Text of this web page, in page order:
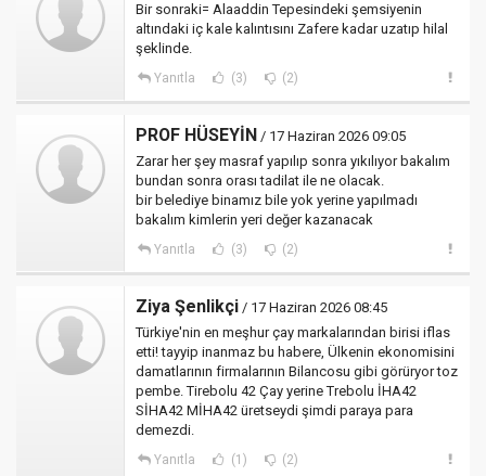
Bir sonraki= Alaaddin Tepesindeki şemsiyenin
altındaki iç kale kalıntısını Zafere kadar uzatıp hilal
şeklinde.
Yanıtla (3) (2)
PROF HÜSEYİN / 17 Haziran 2026 09:05
Zarar her şey masraf yapılıp sonra yıkılıyor bakalım
bundan sonra orası tadilat ile ne olacak.
bir belediye binamız bile yok yerine yapılmadı
bakalım kimlerin yeri değer kazanacak
Yanıtla (3) (2)
Ziya Şenlikçi / 17 Haziran 2026 08:45
Türkiye'nin en meşhur çay markalarından birisi iflas
etti! tayyip inanmaz bu habere, Ülkenin ekonomisini
damatlarının firmalarının Bilancosu gibi görüryor toz
pembe. Tirebolu 42 Çay yerine Trebolu İHA42
SİHA42 MİHA42 üretseydi şimdi paraya para
demezdi.
Yanıtla (1) (2)